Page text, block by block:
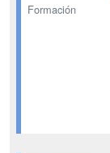
Formación